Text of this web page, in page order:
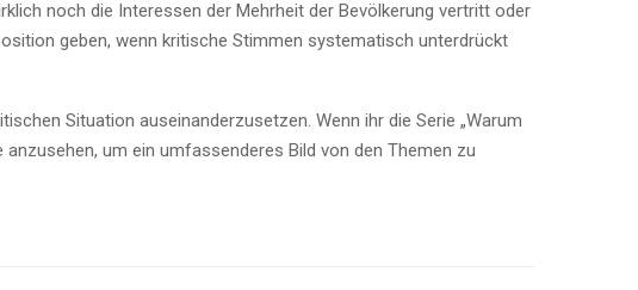
noch die Interessen der Mehrheit der Bevölkerung vertritt oder
geben, wenn kritische Stimmen systematisch unterdrückt
Situation auseinanderzusetzen. Wenn ihr die Serie „Warum
um ein umfassenderes Bild von den Themen zu